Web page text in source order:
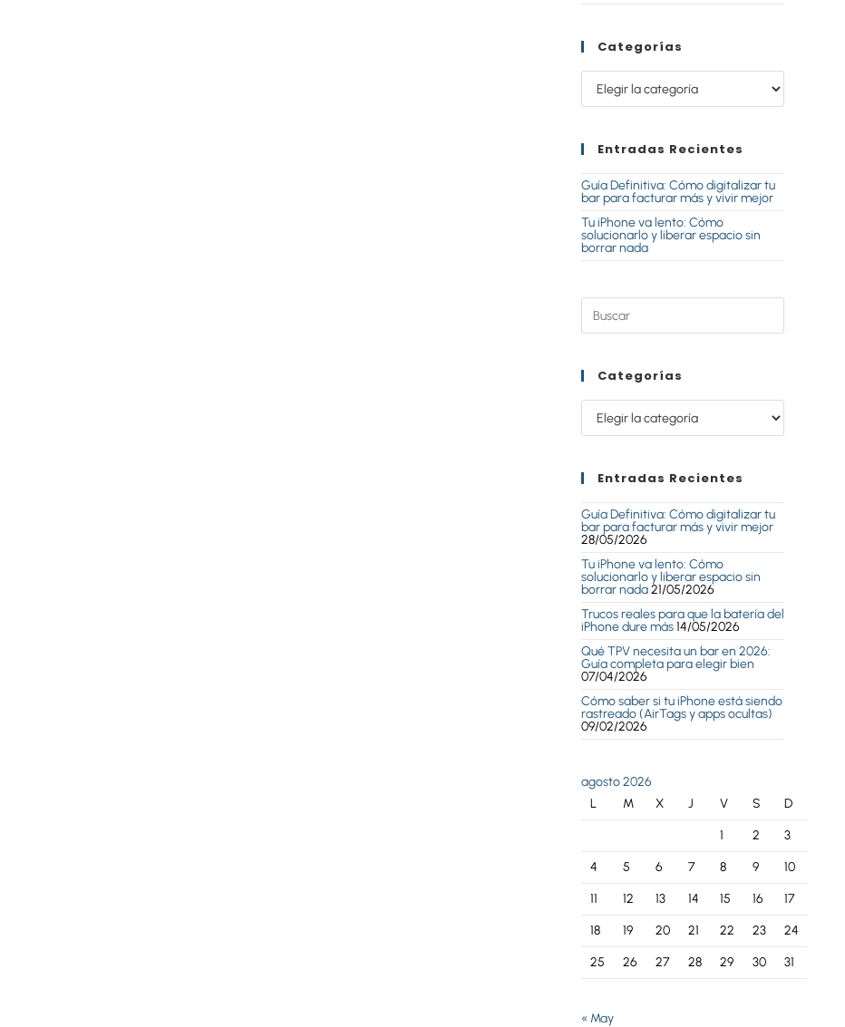
Categorías
Entradas Recientes
Guía Definitiva: Cómo digitalizar tu
bar para facturar más y vivir mejor
Tu iPhone va lento: Cómo
solucionarlo y liberar espacio sin
borrar nada
Categorías
Entradas Recientes
Guía Definitiva: Cómo digitalizar tu
bar para facturar más y vivir mejor
28/05/2026
Tu iPhone va lento: Cómo
solucionarlo y liberar espacio sin
borrar nada21/05/2026
Trucos reales para que la batería del
iPhone dure más14/05/2026
Qué TPV necesita un bar en 2026:
Guía completa para elegir bien
07/04/2026
Cómo saber si tu iPhone está siendo
rastreado (AirTags y apps ocultas)
09/02/2026
agosto 2026
L
M X J V S D
1 2 3
4 5 6 7 8 9 10
11 12 13 14 15 16 17
18 19 20 21 22 23 24
25 26 27 28 29 30 31
« May